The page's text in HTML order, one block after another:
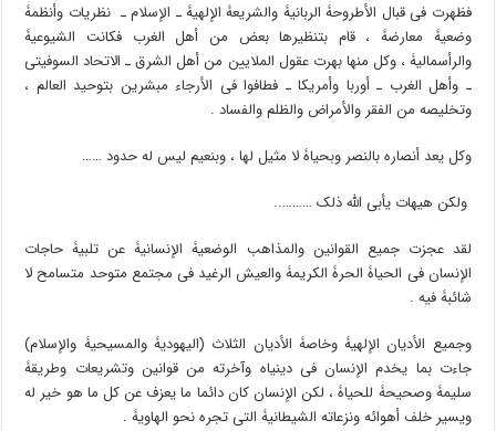
فظهرت فی قبال الأطروحۀ الربانیۀ والشریعۀ الإلهیۀ ـ الإسلام ـ نظریات وأنظمۀ
وضعیۀ معارضۀ ، قام بتنظیرها بعض من أهل الغرب فکانت الشیوعیۀ
والرأسمالیۀ ، وکل منها بهرت عقول الملایین من أهل الشرق ـ الاتحاد السوفیتی
ـ وأهل الغرب ـ أوربا وأمریکا ـ فطافوا فی الأرجاء مبشرین بتوحید العالم ،
وتخلیصه من الفقر والأمراض والظلم والفساد .
وکل یعد أنصاره بالنصر وبحیاۀ لا مثیل لها ، وبنعیم لیس له حدود ……
ولکن هیهات یأبى الله ذلک ………..
لقد عجزت جمیع القوانین والمذاهب الوضعیۀ الإنسانیۀ عن تلبیۀ حاجات
الإنسان فی الحیاۀ الحرۀ الکریمۀ والعیش الرغید فی مجتمع متوحد متسامح لا
شائبۀ فیه .
وجمیع الأدیان الإلهیۀ وخاصۀ الأدیان الثلاث (الیهودیۀ والمسیحیۀ والإسلام)
جاءت بما یخدم الإنسان فی دینیاه وآخرته من قوانین وتشریعات وطریقۀ
سلیمۀ وصحیحۀ للحیاۀ ، لکن الإنسان کان دائما ما یعزف عن کل ما هو خیر له
ویسیر خلف أهوائه ونزعاته الشیطانیۀ التی تجره نحو الهاویۀ .